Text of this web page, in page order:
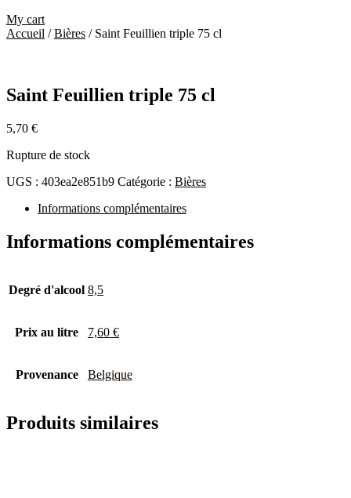
My cart
Accueil /Bières / Saint Feuillien triple 75 cl
Saint Feuillien triple 75 cl
5,70 €
Rupture de stock
UGS : 403ea2e851b9 Catégorie : Bières
Informations complémentaires
Informations complémentaires
Degré d'alcool 8,5
Prix au litre 7,60 €
Provenance Belgique
Produits similaires